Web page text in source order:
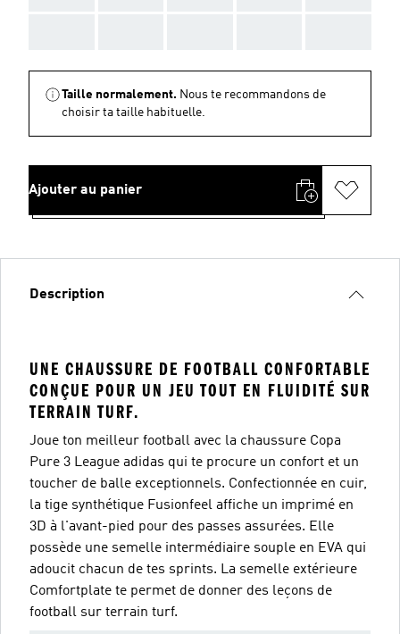
Taille normalement. Nous te recommandons de
choisir ta taille habituelle.
Ajouter au panier
Description
UNE CHAUSSURE DE FOOTBALL CONFORTABLE
CONÇUE POUR UN JEU TOUT EN FLUIDITÉ SUR
TERRAIN TURF.
Joue ton meilleur football avec la chaussure Copa
Pure 3 League adidas qui te procure un confort et un
toucher de balle exceptionnels. Confectionnée en cuir,
la tige synthétique Fusionfeel affiche un imprimé en
3D à l'avant-pied pour des passes assurées. Elle
possède une semelle intermédiaire souple en EVA qui
adoucit chacun de tes sprints. La semelle extérieure
Comfortplate te permet de donner des leçons de
football sur terrain turf.